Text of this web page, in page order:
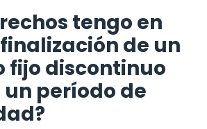
tengo en
de un
fijo discontinuo
período de